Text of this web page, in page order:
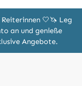
🤍🦄 Leg
an und genieße
Angebote.